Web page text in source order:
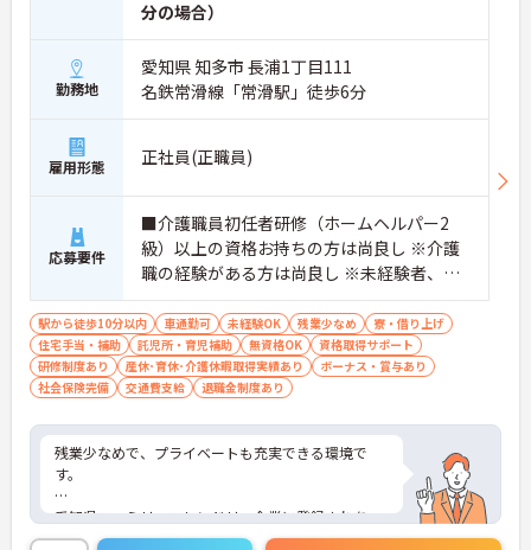
分の場合）
勤務地
愛知県 知多市 長浦1丁目111
名鉄常滑線「常滑駅」徒歩6分
雇用形態 正社員(正職員)
応募要件
■介護職員初任者研修（ホームヘルパー2
級）以上の資格お持ちの方は尚良し ※介護
職の経験がある方は尚良し ※未経験者、無
資格者応相談
駅から徒歩10分以内 車通勤可 未経験OK 残業少なめ
寮・借り上げ
住宅手当・補助
託児所・育児補助 無資格OK
資格取得サポート
研修制度あり
産休･育休･介護休暇取得実績あり
ボーナス・賞与あり
社会保険完備
交通費支給 退職金制度あり
残業少なめで、プライベートも充実できる環境で
す。
愛知県ファミリーフレンドリー企業に登録されあ
り、くるみん認定企業です。